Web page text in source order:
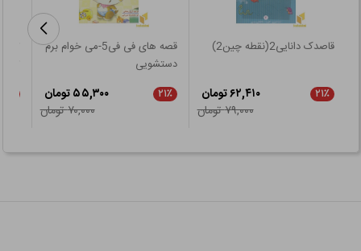
قاصدک دانایی2(نقطه چین2)
۲۱٪
۶۲,۴۱۰ تومان
۷۹,۰۰۰ تومان
قصه های فی فی5-می خوام برم
دستشویی
۲۱٪
۵۵,۳۰۰ تومان
۷۰,۰۰۰ تومان